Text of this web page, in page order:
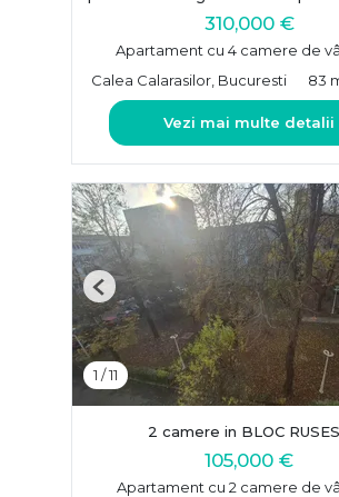
310,000 €
Apartament cu 4 camere de
Calea Calarasilor, Bucuresti
83
Vezi mai multe detalii
1 /11
Previous
2 camere in BLOC
105,000 €
Apartament cu 2 camere de